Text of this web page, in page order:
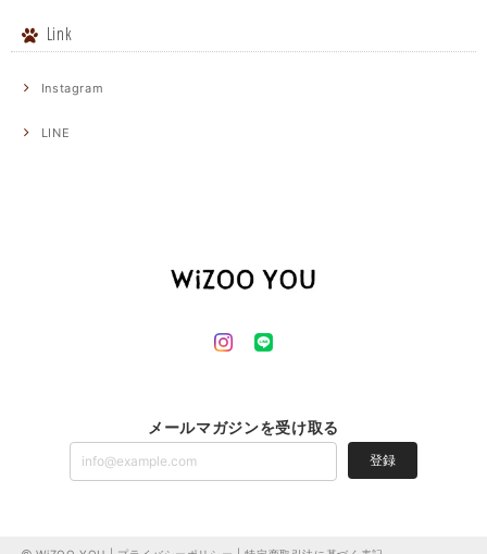
Link
Instagram
LINE
メールマガジンを受け取る
登録